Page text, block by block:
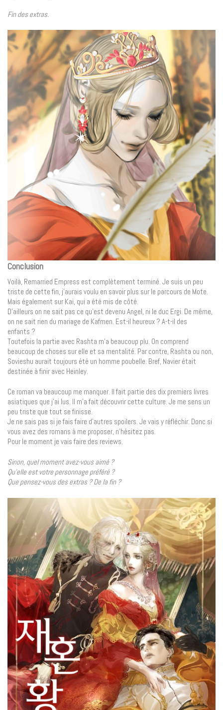
Fin des extras.
Conclusion
Voilà, Remarried Empress est complètement terminé. Je suis un peu
triste de cette fin, j’aurais voulu en savoir plus sur le parcours de Mote.
Mais également sur Kai, qui a été mis de côté.
D’ailleurs on ne sait pas ce qu’est devenu Angel, ni le duc Ergi. De même,
on ne sait rien du mariage de Kafmen. Est-il heureux ? A-t-il des
enfants ?
Toutefois la partie avec Rashta m’a beaucoup plu. On comprend
beaucoup de choses sur elle et sa mentalité. Par contre, Rashta ou non,
Sovieshu aurait toujours été un homme poubelle. Bref, Navier était
destinée à finir avec Heinley.
Ce roman va beaucoup me manquer. Il fait partie des dix premiers livres
asiatiques que j’ai lus. Il m’a fait découvrir cette culture. Je me sens un
peu triste que tout se finisse.
Je ne sais pas si je fais faire d’autres spoilers. Je vais y réfléchir. Donc si
vous avez des romans à me proposer, n’hésitez pas.
Pour le moment je vais faire des reviews.
Sinon, quel moment avez-vous aimé ?
Qu’elle est votre personnage préféré ?
Que pensez-vous des extras ? De la fin ?